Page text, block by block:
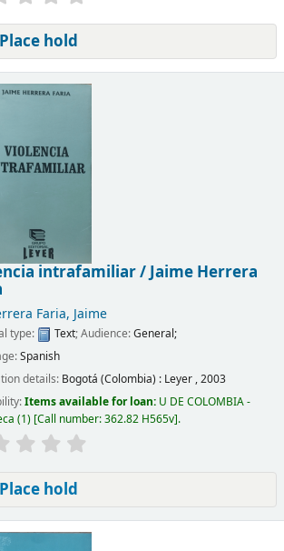
Place hold
intrafamiliar /Jaime Herrera
Faria, Jaime
type: Text; Audience:General;
Spanish
details: Bogotá (Colombia) : Leyer ,2003
Items available for loan: U DE COLOMBIA -
(1) Call number:362.82 H565v .
Place hold